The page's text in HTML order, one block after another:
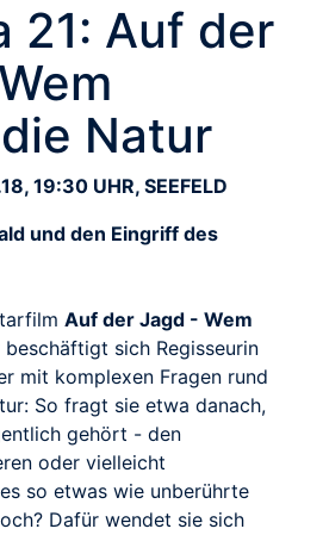
21: Auf der
Natur
19:30 UHR, SEEFELD
und den Eingriff des
Auf der Jagd - Wem
beschäftigt sich Regisseurin
mit komplexen Fragen rund
So fragt sie etwa danach,
gehört - den
oder vielleicht
so etwas wie unberührte
Dafür wendet sie sich